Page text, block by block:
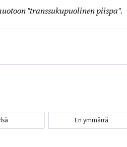
"transsukupuolinen piispa".
En ymmärrä